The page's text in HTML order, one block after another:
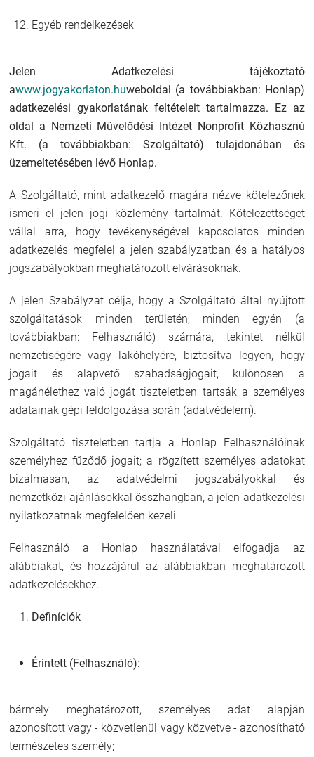
Egyéb rendelkezések
Jelen Adatkezelési tájékoztató
awww.jogyakorlaton.huweboldal (a továbbiakban: Honlap)
adatkezelési gyakorlatának feltételeit tartalmazza. Ez az
oldal a Nemzeti Művelődési Intézet Nonprofit Közhasznú
Kft. (a továbbiakban: Szolgáltató) tulajdonában és
üzemeltetésében lévő Honlap.
A Szolgáltató, mint adatkezelő magára nézve kötelezőnek
ismeri el jelen jogi közlemény tartalmát. Kötelezettséget
vállal arra, hogy tevékenységével kapcsolatos minden
adatkezelés megfelel a jelen szabályzatban és a hatályos
jogszabályokban meghatározott elvárásoknak.
A jelen Szabályzat célja, hogy a Szolgáltató által nyújtott
szolgáltatások minden területén, minden egyén (a
továbbiakban: Felhasználó) számára, tekintet nélkül
nemzetiségére vagy lakóhelyére, biztosítva legyen, hogy
jogait és alapvető szabadságjogait, különösen a
magánélethez való jogát tiszteletben tartsák a személyes
adatainak gépi feldolgozása során (adatvédelem).
Szolgáltató tiszteletben tartja a Honlap Felhasználóinak
személyhez fűződő jogait; a rögzített személyes adatokat
bizalmasan, az adatvédelmi jogszabályokkal és
nemzetközi ajánlásokkal összhangban, a jelen adatkezelési
nyilatkozatnak megfelelően kezeli.
Felhasználó a Honlap használatával elfogadja az
alábbiakat, és hozzájárul az alábbiakban meghatározott
adatkezelésekhez.
Definíciók
Érintett (Felhasználó):
bármely meghatározott, személyes adat alapján
azonosított vagy - közvetlenül vagy közvetve - azonosítható
természetes személy;